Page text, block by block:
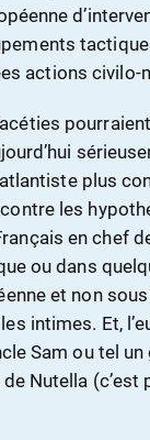
actions civilo-
plus
les
en chef
ou dans
et non
intimes. Et,
Sam ou tel
Nutella